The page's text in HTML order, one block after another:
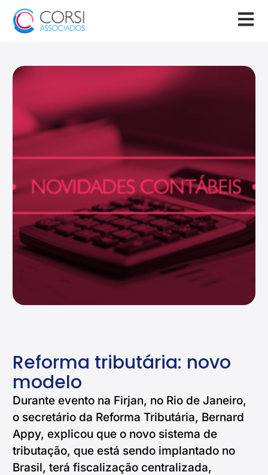
Reforma tributária: novo
modelo
Durante evento na Firjan, no Rio de Janeiro,
o secretário da Reforma Tributária, Bernard
Appy, explicou que o novo sistema de
tributação, que está sendo implantado no
Brasil, terá fiscalização centralizada,